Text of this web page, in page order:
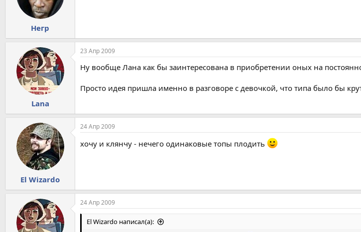
Негр
Lana
23 Апр 2009
Ну вообще Лана как бы заинтересована в приобретении оных на
Просто идея пришла именно в разговоре с девочкой, что типа было бы
El Wizardo
24 Апр 2009
хочу и клянчу - нечего одинаковые топы плодить
24 Апр 2009
El Wizardo написал(а):